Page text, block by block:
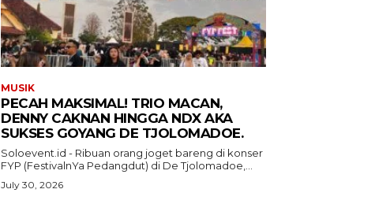
MUSIK
PECAH MAKSIMAL! TRIO MACAN,
DENNY CAKNAN HINGGA NDX AKA
SUKSES GOYANG DE TJOLOMADOE.
Soloevent.id - Ribuan orang joget bareng di konser
FYP (FestivalnYa Pedangdut) di De Tjolomadoe,...
July 30, 2026